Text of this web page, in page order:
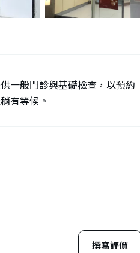
一般門診與基礎檢查，以預約
有等候。
撰寫評價